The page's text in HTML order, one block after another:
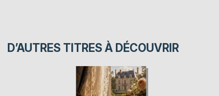
D’AUTRES TITRES À DÉCOUVRIR